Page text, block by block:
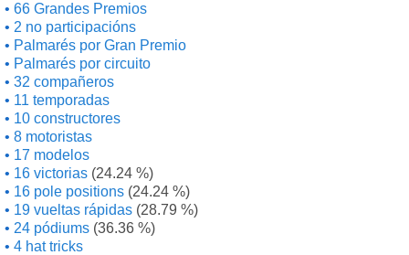
66 Grandes Premios
2 no participacións
Palmarés por Gran Premio
Palmarés por circuito
32 compañeros
11 temporadas
10 constructores
8 motoristas
17 modelos
16 victorias (24.24 %)
16 pole positions (24.24 %)
19 vueltas rápidas (28.79 %)
24 pódiums (36.36 %)
4 hat tricks